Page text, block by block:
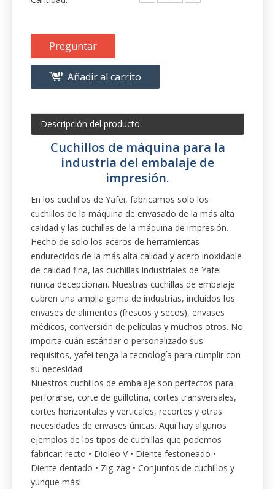
Cuchillos de máquina para la
industria del embalaje de
impresión.
cuchillos de la máquina de envasado de la más alta
calidad y las cuchillas de la máquina de impresión.
Hecho de solo los aceros de herramientas
endurecidos de la más alta calidad y acero inoxidable
de calidad fina, las cuchillas industriales de Yafei
nunca decepcionan. Nuestras cuchillas de embalaje
cubren una amplia gama de industrias, incluidos los
envases de alimentos (frescos y secos), envases
médicos, conversión de películas y muchos otros. No
importa cuán estándar o personalizado sus
requisitos, yafei tenga la tecnología para cumplir con
su necesidad.
Nuestros cuchillos de embalaje son perfectos para
perforarse, corte de guillotina, cortes transversales,
cortes horizontales y verticales, recortes y otras
necesidades de envases únicas. Aquí hay algunos
ejemplos de los tipos de cuchillas que podemos
fabricar: recto • Dioleo V • Diente festoneado •
Diente dentado • Zig-zag • Conjuntos de cuchillos y
yunque más!
1. Cuchillos para la industria de
impresión y encuadernación.
Apoyamos la industria de impresión y
encuadernación con cuchillas y cuchillas eficientes.
Incluyendo, pero no limitado: cuchillos de corte
superior e inferior, cuchillo de plato circular, cuchillas